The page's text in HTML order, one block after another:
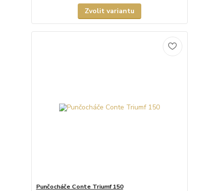
Zvolit variantu
Punčocháče Conte Triumf 150